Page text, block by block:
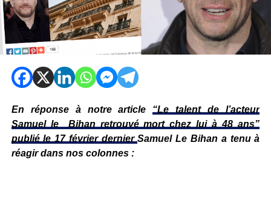
En réponse à notre article “Le talent de l’acteur
Samuel le Bihan retrouvé mort chez lui à 48 ans”
publié le 17 février dernierSamuel Le Bihan a tenu à
réagir dans nos colonnes :